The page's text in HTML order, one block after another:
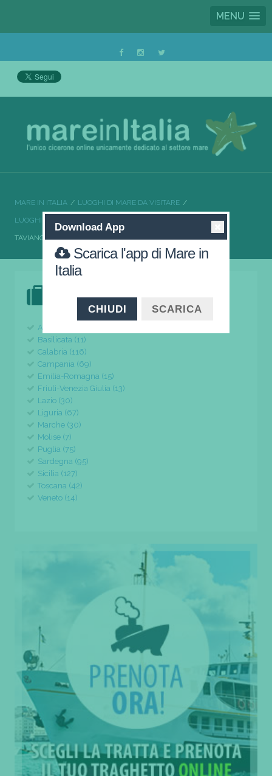
MENU
MARE IN ITALIA LUOGHI DI MARE DA VISITARE
LUOGHI DI MARE DA VISITARE PUGLIA
TAVIANO LA CITTÀ DEI FIORI DEL SALENTO
Abruzzo (24)
Basilicata (11)
Calabria (116)
Campania (69)
Emilia-Romagna (15)
Friuli-Venezia Giulia (13)
Lazio (30)
Liguria (67)
Marche (30)
Molise (7)
Puglia (75)
Sardegna (95)
Sicilia (127)
Toscana (42)
Veneto (14)
Download App
Scarica l'app di Mare in
Italia
CHIUDI SCARICA